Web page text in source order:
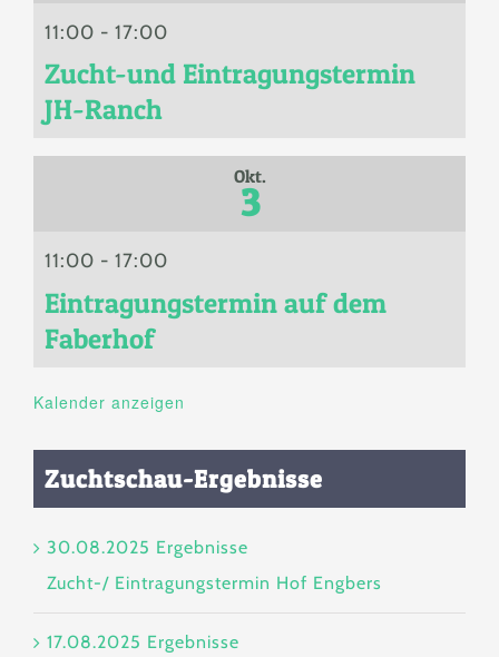
11:00 - 17:00
Zucht-und Eintragungstermin
JH-Ranch
Okt.
3
11:00 - 17:00
Eintragungstermin auf dem
Faberhof
Kalender anzeigen
Zuchtschau-Ergebnisse
30.08.2025 Ergebnisse
Zucht-/ Eintragungstermin Hof Engbers
17.08.2025 Ergebnisse